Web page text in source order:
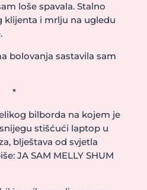
loše spavala. Stalno
klijenta i mrlju na ugledu
bolovanja sastavila sam
*
bilborda na kojem je
stišćući laptop u
blještava od svjetla
JA SAM MELLY SHUM